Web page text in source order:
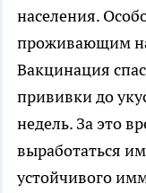
населения.
проживающим
Вакцинация
прививки до
недель. За это
выработаться
устойчивого